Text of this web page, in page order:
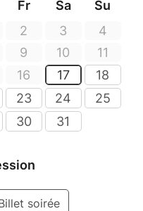
Fr Sa
Su
2 3
4
9 10
11
16 17
18
23 24
25
30 31
soirée